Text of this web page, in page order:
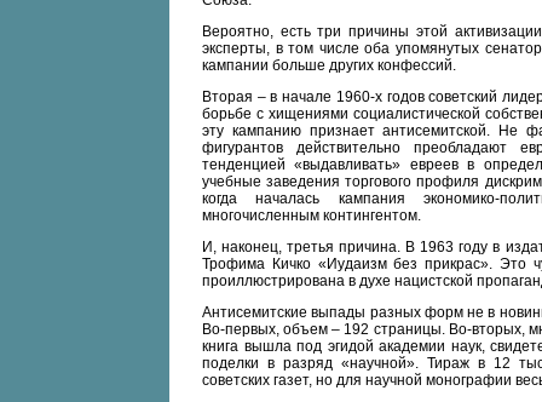
Вероятно, есть три причины этой
эксперты, в том числе оба упомянутых
кампании больше других конфессий.
Вторая – в начале 1960-х годов советский
борьбе с хищениями социалистической
эту кампанию признает антисемитской. Не
фигурантов действительно преобладают
тенденцией «выдавливать» евреев в
учебные заведения торгового профиля
когда началась кампания экономико-
многочисленным контингентом.
И, наконец, третья причина. В 1963 году в
Трофима Кичко «Иудаизм без прикрас». Это
проиллюстрирована в духе нацистской
Антисемитские выпады разных форм не в
Во-первых, объем – 192 страницы. Во-вторых,
книга вышла под эгидой академии наук,
поделки в разряд «научной». Тираж в 12
советских газет, но для научной монографии